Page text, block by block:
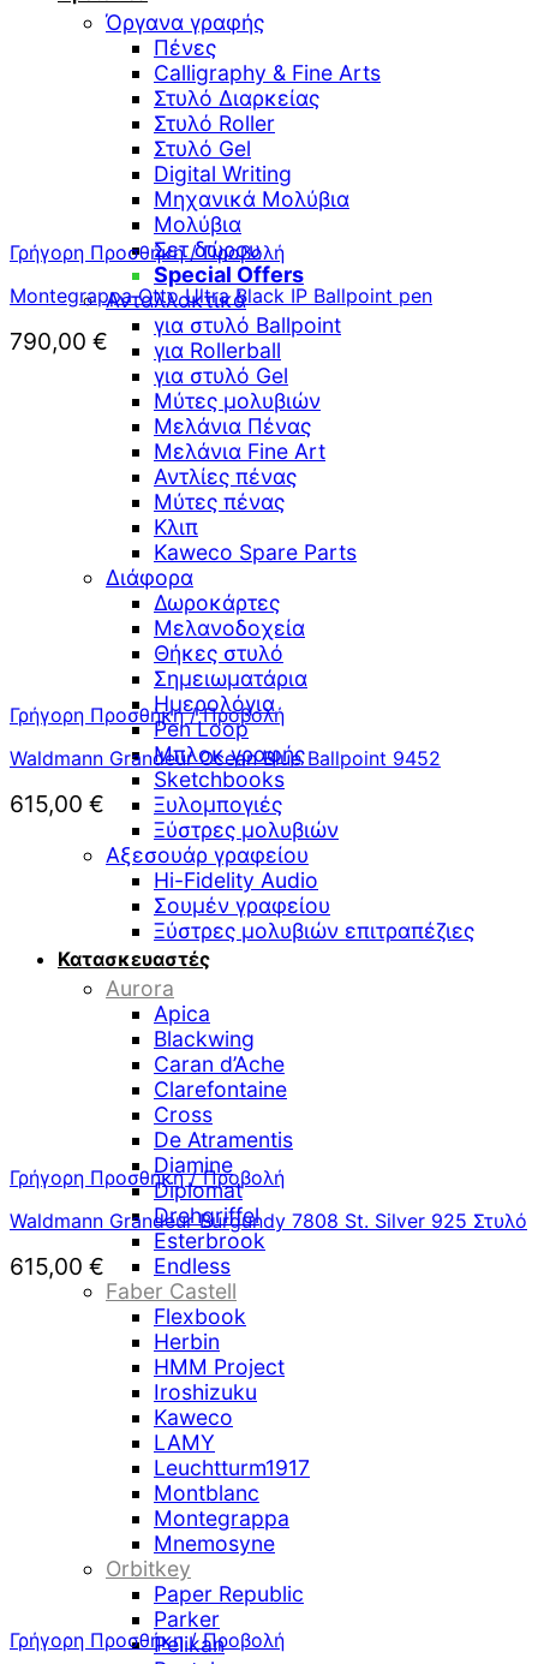
Όργανα γραφής
Πένες
Calligraphy & Fine Arts
Στυλό Διαρκείας
Στυλό Roller
Στυλό Gel
Digital Writing
Μηχανικά Μολύβια
Μολύβια
Σετ δώρου
Special Offers
Ανταλλακτικά
για στυλό Ballpoint
για Rollerball
για στυλό Gel
Μύτες μολυβιών
Μελάνια Πένας
Μελάνια Fine Art
Αντλίες πένας
Μύτες πένας
Κλιπ
Kaweco Spare Parts
Διάφορα
Δωροκάρτες
Μελανοδοχεία
Θήκες στυλό
Σημειωματάρια
Ημερολόγια
Pen Loop
Μπλοκ γραφής
Sketchbooks
Ξυλομπογιές
Ξύστρες μολυβιών
Αξεσουάρ γραφείου
Hi-Fidelity Audio
Σουμέν γραφείου
Ξύστρες μολυβιών επιτραπέζιες
Κατασκευαστές
Aurora
Apica
Blackwing
Caran d’Ache
Clarefontaine
Cross
De Atramentis
Diamine
Diplomat
Drehgriffel
Esterbrook
Endless
Faber Castell
Flexbook
Herbin
HMM Project
Iroshizuku
Kaweco
LAMY
Leuchtturm1917
Montblanc
Montegrappa
Mnemosyne
Orbitkey
Paper Republic
Parker
Pelikan
Γρήγορη Προσθήκη / Προβολή
Montegrappa Otto Ultra Black IP Ballpoint pen
790,00 €
Γρήγορη Προσθήκη / Προβολή
Waldmann Grandeur Ocean Blue Ballpoint 9452
615,00 €
Γρήγορη Προσθήκη / Προβολή
Waldmann Grandeur Burgundy 7808 St. Silver 925 Στυλό
615,00 €
Γρήγορη Προσθήκη / Προβολή